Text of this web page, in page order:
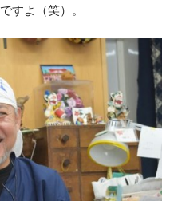
すよ（笑）。